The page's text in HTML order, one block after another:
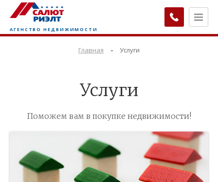
Главная - Услуги
Услуги
Поможем вам в покупке недвижимости!